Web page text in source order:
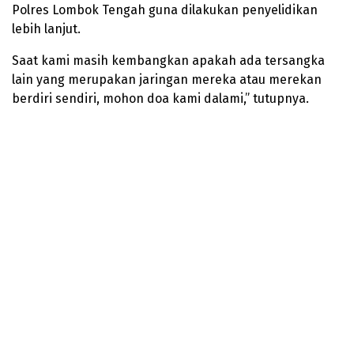
Polres Lombok Tengah guna dilakukan penyelidikan
lebih lanjut.
Saat kami masih kembangkan apakah ada tersangka
lain yang merupakan jaringan mereka atau merekan
berdiri sendiri, mohon doa kami dalami,” tutupnya.